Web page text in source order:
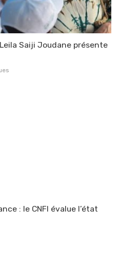
Saiji Joudane présente
: le CNFI évalue l’état